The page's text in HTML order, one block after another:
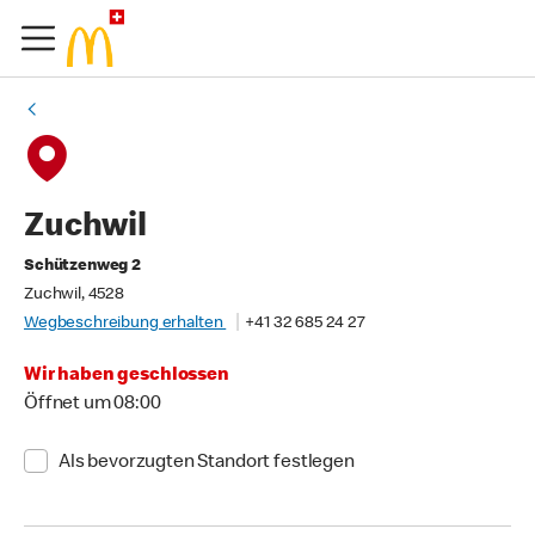
Zuchwil
Schützenweg 2
Zuchwil, 4528
Wegbeschreibung erhalten
+41 32 685 24 27
Wir haben geschlossen
Öffnet um 08:00
Als bevorzugten Standort festlegen